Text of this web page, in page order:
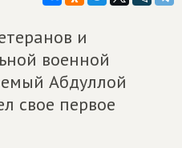
и
военной
Абдуллой
свое первое